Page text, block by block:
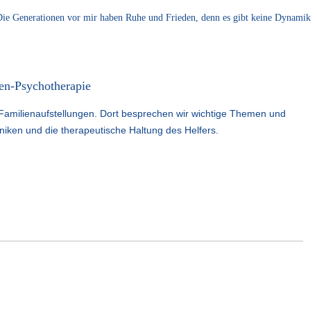
Generationen vor mir haben Ruhe und Frieden, denn es gibt keine Dynamik
Psychotherapie
Dort besprechen wir wichtige Themen und
und die therapeutische Haltung des Helfers.